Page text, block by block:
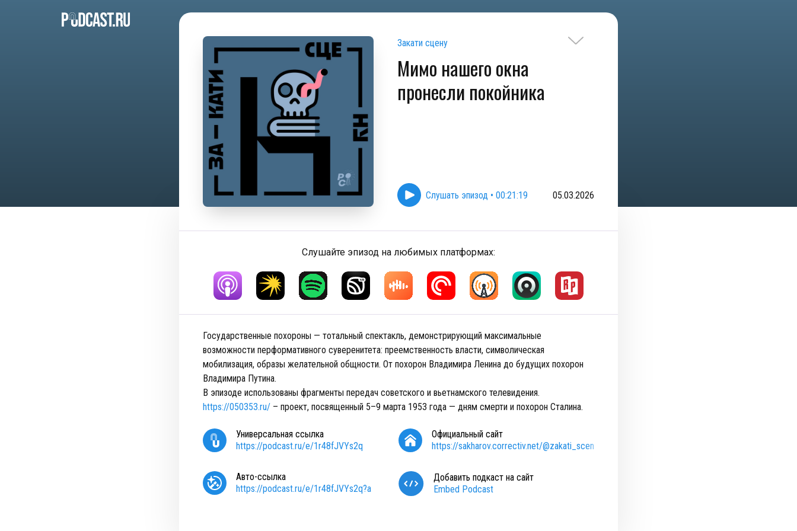
Закати сцену
Мимо нашего окна
пронесли покойника
Слушать эпизод • 00:21:19 05.03.2026
Слушайте эпизод на любимых платформах:
Государственные похороны — тотальный спектакль, демонстрирующий максимальные
возможности перформативного суверенитета: преемственность власти, символическая
мобилизация, образы желательной общности. От похорон Владимира Ленина до будущих похорон
Владимира Путина.
В эпизоде использованы фрагменты передач советского и вьетнамского телевидения.
https://050353.ru/ – проект, посвященный 5–9 марта 1953 года — дням смерти и похорон Сталина.
Универсальная ссылка
https://podcast.ru/e/1r48fJVYs2q
Официальный сайт
https://sakharov.correctiv.net/@zakati_scenu
Авто-ссылка
https://podcast.ru/e/1r48fJVYs2q?a
Добавить подкаст на сайт
Embed Podcast